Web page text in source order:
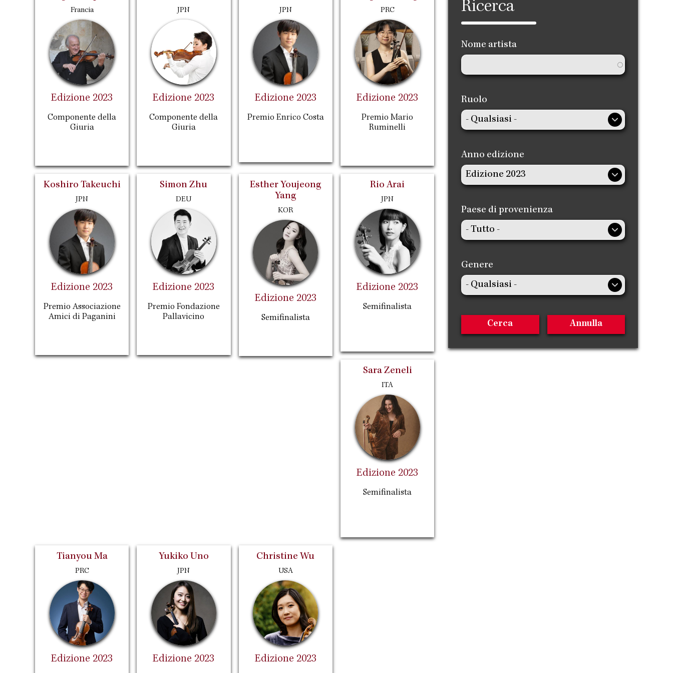
Francia
Edizione 2023
Componente della
Giuria
JPN
Edizione 2023
Componente della
Giuria
JPN
Edizione 2023
Premio Enrico Costa
PRC
Edizione 2023
Premio Mario
Ruminelli
Koshiro Takeuchi
JPN
Edizione 2023
Premio Associazione
Amici di Paganini
Simon Zhu
DEU
Edizione 2023
Premio Fondazione
Pallavicino
Esther Youjeong
Yang
KOR
Edizione 2023
Semifinalista
Rio Arai
JPN
Edizione 2023
Semifinalista
Sara Zeneli
ITA
Edizione 2023
Semifinalista
Tianyou Ma
PRC
Edizione 2023
Yukiko Uno
JPN
Edizione 2023
Christine Wu
USA
Edizione 2023
Ricerca
Nome artista
Ruolo
Anno edizione
Paese di provenienza
Genere